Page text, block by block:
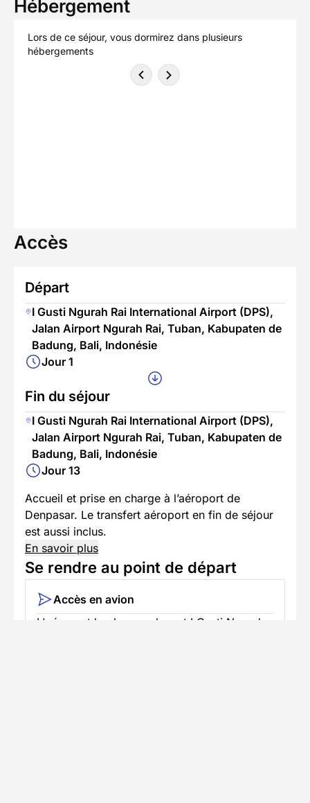
Hébergement
Lors de ce séjour, vous dormirez dans plusieurs
hébergements
Accès
Départ
I Gusti Ngurah Rai International Airport (DPS),
Jalan Airport Ngurah Rai, Tuban, Kabupaten de
Badung, Bali, Indonésie
Jour 1
Fin du séjour
I Gusti Ngurah Rai International Airport (DPS),
Jalan Airport Ngurah Rai, Tuban, Kabupaten de
Badung, Bali, Indonésie
Jour 13
Accueil et prise en charge à l’aéroport de
Denpasar. Le transfert aéroport en fin de séjour
est aussi inclus.
En savoir plus
Se rendre au point de départ
Accès en avion
L'aéroport le plus proche est I Gusti Ngurah